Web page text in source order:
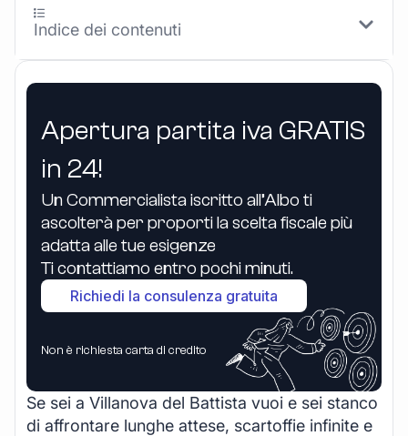
Apertura partita iva GRATIS
in 24!
Un Commercialista iscritto all’Albo ti
ascolterà per proporti la scelta fiscale più
adatta alle tue esigenze
Ti contattiamo entro pochi minuti.
Richiedi la consulenza gratuita
Non è richiesta carta di credito
Se sei a Villanova del Battista vuoi e sei stanco
di affrontare lunghe attese, scartoffie infinite e
Indice dei contenuti